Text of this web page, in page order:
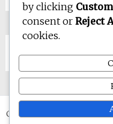
Copyright © 2026
WD-
by clicking
consent or Reject
cookies.